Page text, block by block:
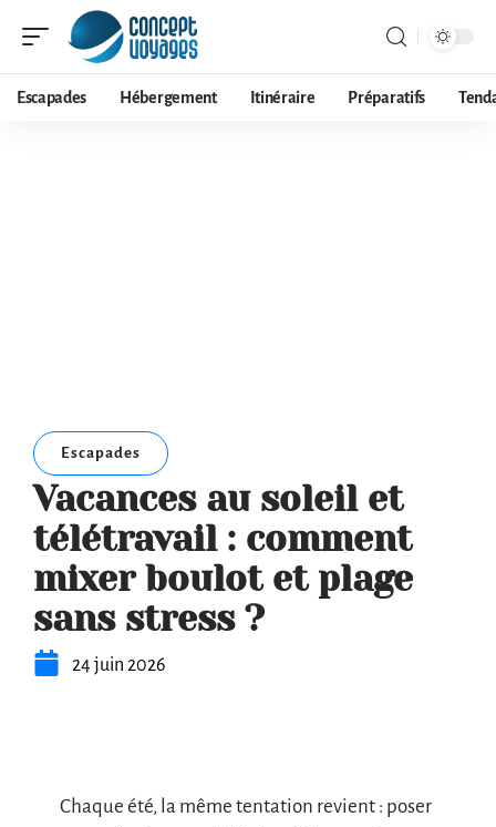
Escapades Hébergement Itinéraire Préparatifs
Escapades
Vacances au soleil et
télétravail : comment
mixer boulot et plage
sans stress ?
24 juin 2026
Chaque été, la même tentation revient : poser